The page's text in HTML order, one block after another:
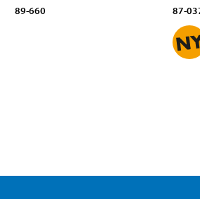
89-660 87-